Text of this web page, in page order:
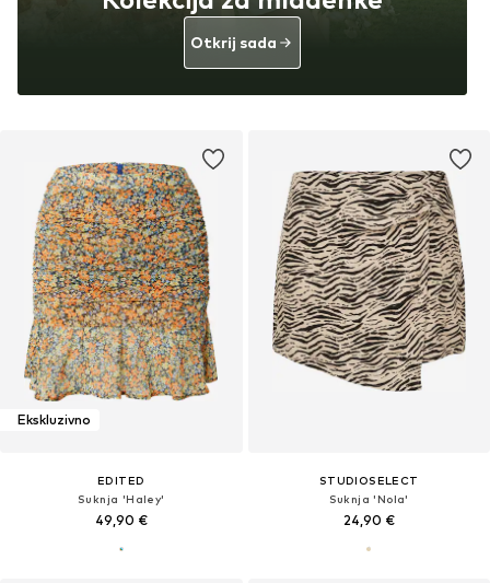
Ekskluzivno
EDITED
Suknja 'Haley'
49,90 €
STUDIOSELECT
Suknja 'Nola'
24,90 €
Otkrij sada